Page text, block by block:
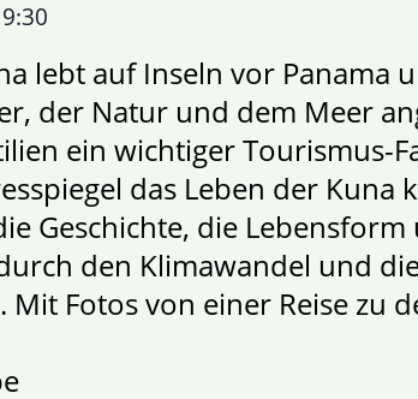
lebt auf Inseln vor Panama
der Natur und dem Meer
ein wichtiger Tourismus-
das Leben der Kuna
Geschichte, die
den Klimawandel und
Mit Fotos von einer Reise zu